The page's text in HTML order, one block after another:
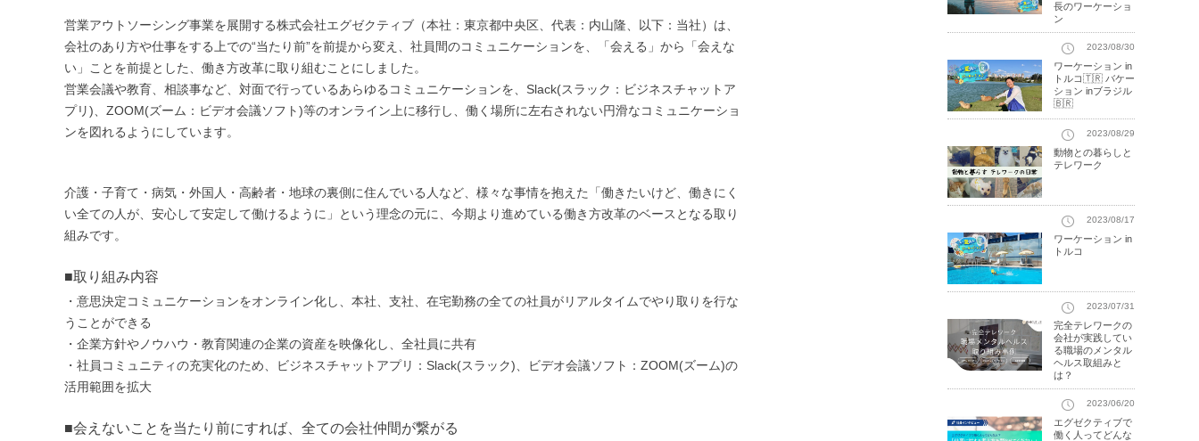
営業アウトソーシング事業を展開する株式会社エグゼクティブ（本社：東京都中央区、代表：内山隆、以下：当社）は、
会社のあり方や仕事をする上での“当たり前”を前提から変え、社員間のコミュニケーションを、「会える」から「会えな
い」ことを前提とした、働き方改革に取り組むことにしました。
営業会議や教育、相談事など、対面で行っているあらゆるコミュニケーションを、Slack(スラック：ビジネスチャットア
プリ)、ZOOM(ズーム：ビデオ会議ソフト)等のオンライン上に移行し、働く場所に左右されない円滑なコミュニケーショ
ンを図れるようにしています。
介護・子育て・病気・外国人・高齢者・地球の裏側に住んでいる人など、様々な事情を抱えた「働きたいけど、働きにく
い全ての人が、安心して安定して働けるように」という理念の元に、今期より進めている働き方改革のベースとなる取り
組みです。
■取り組み内容
・意思決定コミュニケーションをオンライン化し、本社、支社、在宅勤務の全ての社員がリアルタイムでやり取りを行な
うことができる
・企業方針やノウハウ・教育関連の企業の資産を映像化し、全社員に共有
・社員コミュニティの充実化のため、ビジネスチャットアプリ：Slack(スラック)、ビデオ会議ソフト：ZOOM(ズーム)の
活用範囲を拡大
■会えないことを当たり前にすれば、全ての会社仲間が繋がる
長のワーケーショ
ン
2023/08/30
ワーケーション in
トルコ🇹🇷 バケー
ション inブラジル
🇧🇷
2023/08/29
動物との暮らしと
テレワーク
2023/08/17
ワーケーション in
トルコ
2023/07/31
完全テレワークの
会社が実践してい
る職場のメンタル
ヘルス取組みと
は？
2023/06/20
エグゼクティブで
働く人ってどんな